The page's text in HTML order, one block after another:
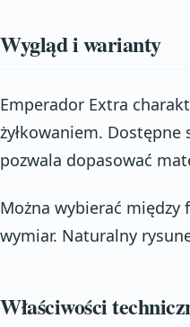
Wygląd i warianty
Emperador Extra
żyłkowaniem.
pozwala dopasować
Można wybierać
wymiar. Naturalny
Właściwości